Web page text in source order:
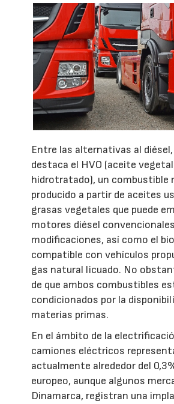
Entre las alternativas al diésel,
destaca el HVO (aceite vegetal
hidrotratado), un combustible
producido a partir de aceites
grasas vegetales que puede
motores diésel
modificaciones, así como el
compatible con vehículos
gas natural licuado. No
de que ambos combustibles
condicionados por la
materias primas.
En el ámbito de la
camiones eléctricos
actualmente alrededor del
europeo, aunque algunos
Dinamarca, registran una